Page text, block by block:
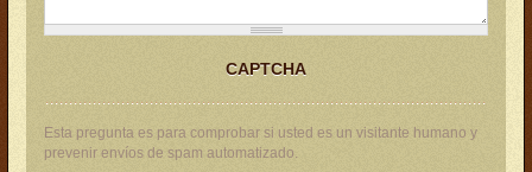
CAPTCHA
Esta pregunta es para comprobar si usted es un visitante humano y
prevenir envíos de spam automatizado.